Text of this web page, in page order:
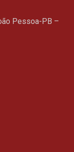
Pessoa-PB –